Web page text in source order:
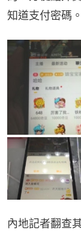
知道支付密碼。
內地記者翻查